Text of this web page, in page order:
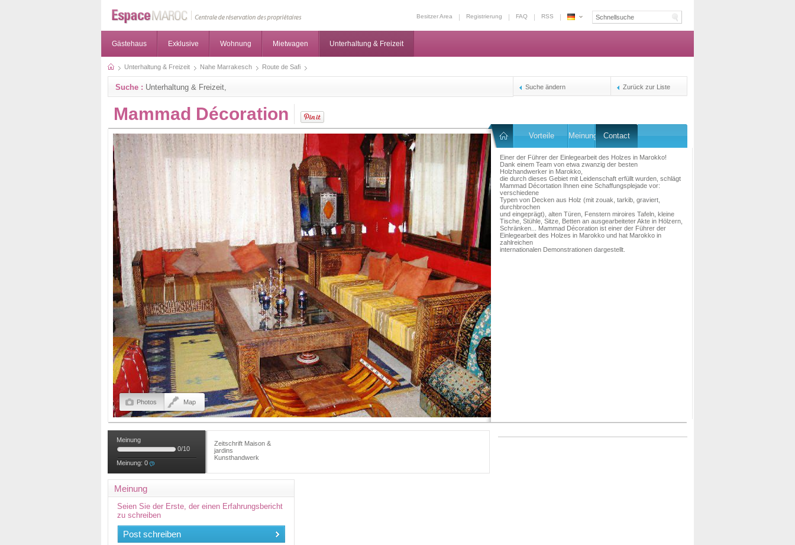
Besitzer Area Registrierung FAQ
RSS
Gästehaus Exklusive Wohnung Mietwagen Unterhaltung & Freizeit
Unterhaltung & Freizeit Nahe Marrakesch Route de Safi
Suche : Unterhaltung & Freizeit, Suche ändern Zurück zur Liste
Mammad Décoration
Photos Map
Vorteile Meinung Contact
Einer der Führer der Einlegearbeit des Holzes in Marokko!
Dank einem Team von etwa zwanzig der besten
Holzhandwerker in Marokko,
die durch dieses Gebiet mit Leidenschaft erfüllt wurden, schlägt
Mammad Décortation Ihnen eine Schaffungsplejade vor:
verschiedene
Typen von Decken aus Holz (mit zouak, tarkib, graviert,
durchbrochen
und eingeprägt), alten Türen, Fenstern miroires Tafeln, kleine
Tische, Stühle, Sitze, Betten an ausgearbeiteter Akte in Hölzern,
Schränken... Mammad Décoration ist einer der Führer der
Einlegearbeit des Holzes in Marokko und hat Marokko in
zahlreichen
internationalen Demonstrationen dargestellt.
Meinung
0/10
Meinung: 0
Zeitschrift Maison &
jardins
Kunsthandwerk
Meinung
Seien Sie der Erste, der einen Erfahrungsbericht
zu schreiben
Post schreiben